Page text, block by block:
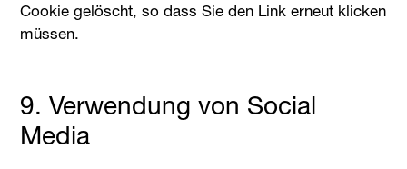
Cookie gelöscht, so dass Sie den Link erneut klicken
müssen.
9. Verwendung von Social
Media